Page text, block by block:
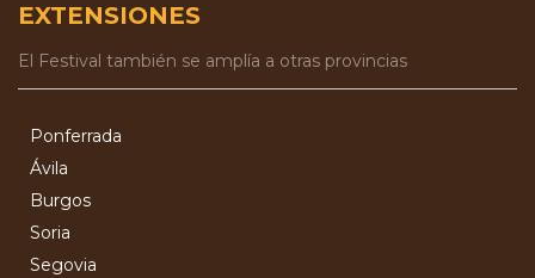
EXTENSIONES
El Festival también se amplía a otras provincias
Ponferrada
Ávila
Burgos
Soria
Segovia